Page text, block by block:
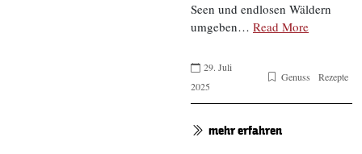
Seen und endlosen Wäldern
umgeben… Read More
29. Juli
2025
Genuss Rezepte
mehr erfahren